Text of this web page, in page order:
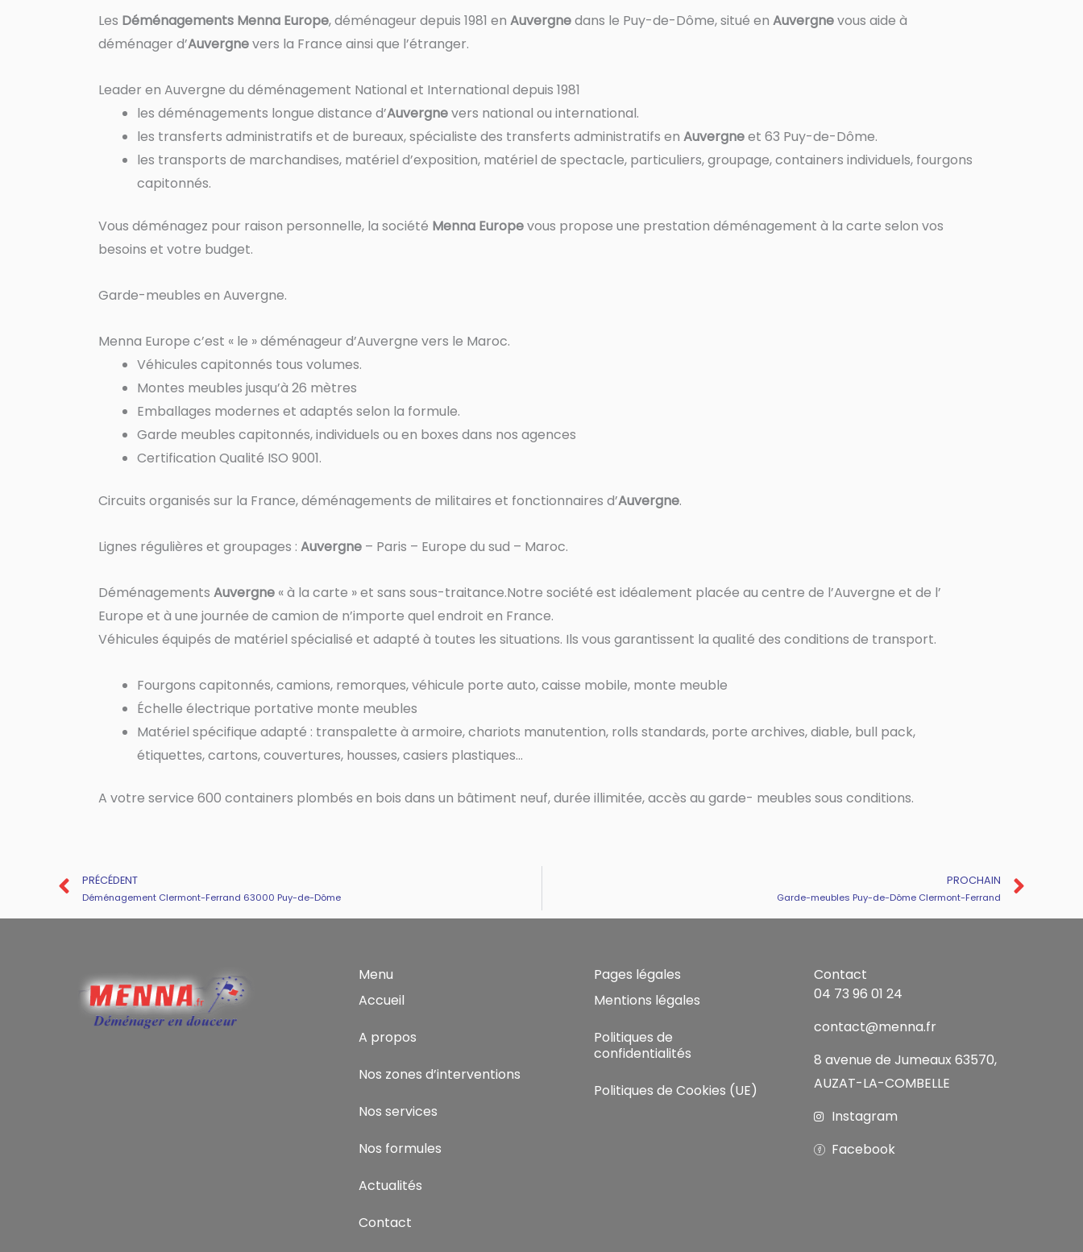
Les Déménagements Menna Europe, déménageur depuis 1981 en Auvergnedans le Puy-de-Dôme, situé en Auvergnevous aide à
déménager d’Auvergnevers la France ainsi que l’étranger.
Leader en Auvergne du déménagement National et International depuis 1981
les déménagements longue distance d’Auvergnevers national ou international.
les transferts administratifs et de bureaux, spécialiste des transferts administratifs en Auvergneet 63 Puy-de-Dôme.
les transports de marchandises, matériel d’exposition, matériel de spectacle, particuliers, groupage, containers individuels, fourgons
capitonnés.
Vous déménagez pour raison personnelle, la société Menna Europevous propose une prestation déménagement à la carte selon vos
besoins et votre budget.
Garde-meubles en Auvergne.
Menna Europe c’est « le » déménageur d’Auvergne vers le Maroc.
Véhicules capitonnés tous volumes.
Montes meubles jusqu’à 26 mètres
Emballages modernes et adaptés selon la formule.
Garde meubles capitonnés, individuels ou en boxes dans nos agences
Certification Qualité ISO 9001.
Circuits organisés sur la France, déménagements de militaires et fonctionnaires d’Auvergne.
Lignes régulières et groupages : Auvergne – Paris – Europe du sud – Maroc.
Déménagements Auvergne « à la carte » et sans sous-traitance.Notre société est idéalement placée au centre de l’Auvergne et de l’
Europe et à une journée de camion de n’importe quel endroit en France.
Véhicules équipés de matériel spécialisé et adapté à toutes les situations. Ils vous garantissent la qualité des conditions de transport.
Fourgons capitonnés, camions, remorques, véhicule porte auto, caisse mobile, monte meuble
Échelle électrique portative monte meubles
Matériel spécifique adapté : transpalette à armoire, chariots manutention, rolls standards, porte archives, diable, bull pack,
étiquettes, cartons, couvertures, housses, casiers plastiques…
A votre service 600 containers plombés en bois dans un bâtiment neuf, durée illimitée, accès au garde- meubles sous conditions.
Prev
PRÉCÉDENT
Déménagement Clermont-Ferrand 63000 Puy-de-Dôme
PROCHAIN
Garde-meubles Puy-de-Dôme Clermont-Ferrand
Menu
Accueil
A propos
Nos zones d’interventions
Nos services
Nos formules
Actualités
Contact
Pages légales
Mentions légales
Politiques de
confidentialités
Politiques de Cookies (UE)
Contact
04 73 96 01 24
contact@menna.fr
8 avenue de Jumeaux 63570,
AUZAT-LA-COMBELLE
Instagram
Facebook